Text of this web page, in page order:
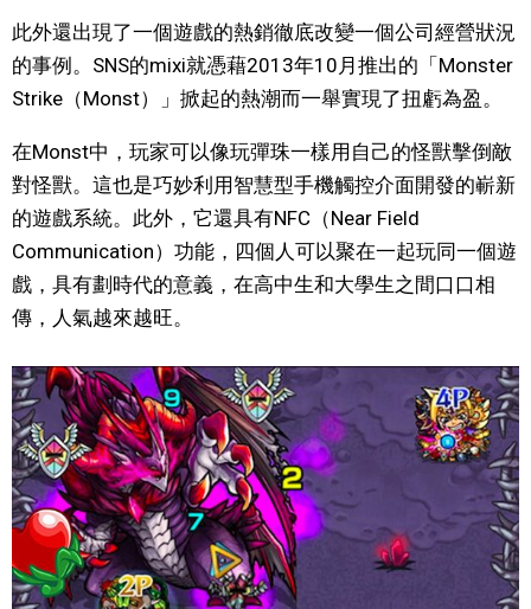
此外還出現了一個遊戲的熱銷徹底改變一個公司經營狀況
的事例。SNS的mixi就憑藉2013年10月推出的「Monster
Strike（Monst）」掀起的熱潮而一舉實現了扭虧為盈。
在Monst中，玩家可以像玩彈珠一樣用自己的怪獸擊倒敵
對怪獸。這也是巧妙利用智慧型手機觸控介面開發的嶄新
的遊戲系統。此外，它還具有NFC（Near Field
Communication）功能，四個人可以聚在一起玩同一個遊
戲，具有劃時代的意義，在高中生和大學生之間口口相
傳，人氣越來越旺。